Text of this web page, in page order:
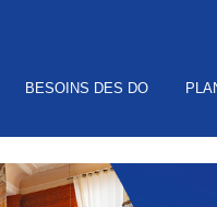
BESOINS DES DO